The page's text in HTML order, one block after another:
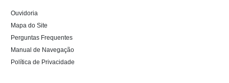
Ouvidoria
Mapa do Site
Perguntas Frequentes
Manual de Navegação
Política de Privacidade